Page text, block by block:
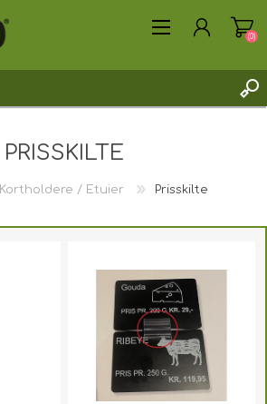
(0)
PRISSKILTE
Kortholdere / Etuier Prisskilte